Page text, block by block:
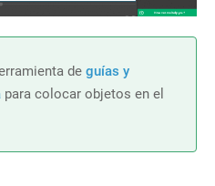
de guías y
para colocar objetos en el